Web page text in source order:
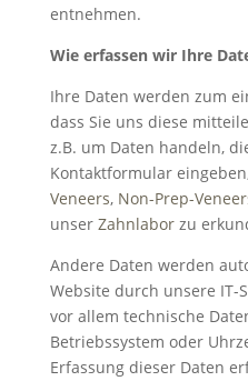
entnehmen.
Wie erfassen wir Ihre
Ihre Daten werden zum
dass Sie uns diese
z.B. um Daten handeln,
Kontaktformular
Veneers, Non-Prep-
unser Zahnlaborzu
Andere Daten werden
Website durch unsere IT-
vor allem technische
Betriebssystem oder
Erfassung dieser Daten